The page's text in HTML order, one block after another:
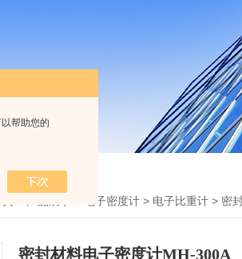
帮助您的
电子密度计 > 电子比重计 > 密
密封材料电子密度计MH-300A